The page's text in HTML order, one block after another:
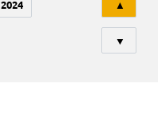
2024 ▲
▼